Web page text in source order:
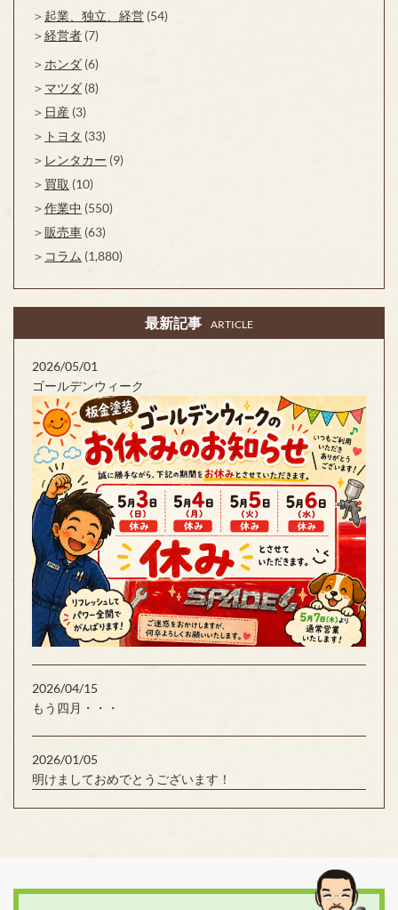
起業、独立、経営 (54)
経営者 (7)
ホンダ (6)
マツダ (8)
日産 (3)
トヨタ (33)
レンタカー (9)
買取 (10)
作業中 (550)
販売車 (63)
コラム (1,880)
最新記事 ARTICLE
2026/05/01
ゴールデンウィーク
2026/04/15
もう四月・・・
2026/01/05
明けましておめでとうございます！